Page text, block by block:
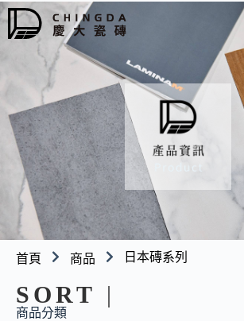
首頁 商品 日本磚系列
SORT |
商品分類